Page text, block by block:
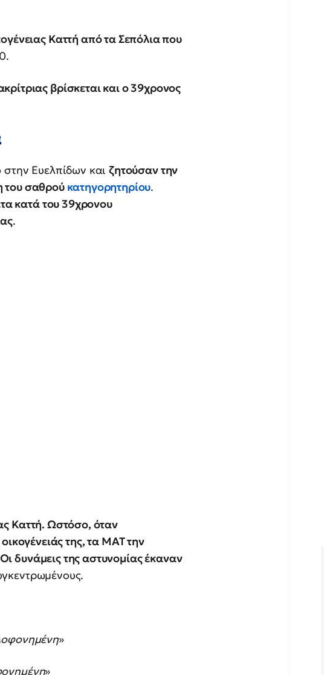
Καττή από τα Σεπόλια που
βρίσκεται και ο 39χρονος
στην Ευελπίδων καιζητούσαν την
του σαθρού κατηγορητηρίου.
κατά του 39χρονου
.
Καττή. Ωστόσο, όταν
οικογένειάς της, τα ΜΑΤ την
δυνάμεις της αστυνομίας έκαναν
»
»